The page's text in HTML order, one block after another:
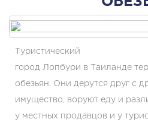
Туристический
город Лопбури в Таиланде
обезьян. Они дерутся друг с
имущество, воруют еду и
у местных продавцов и у